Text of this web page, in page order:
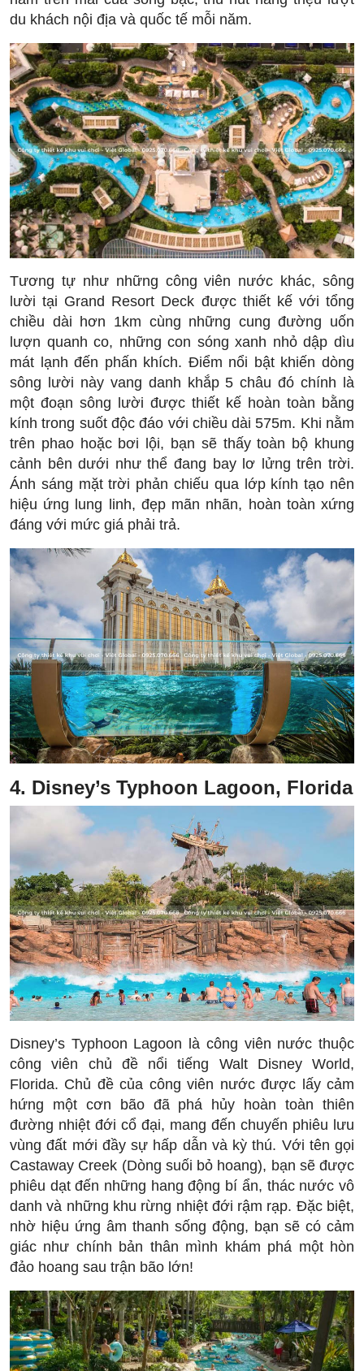
du khách nội địa và quốc tế mỗi năm.
Tương tự như những công viên nước khác, sông
lười tại Grand Resort Deck được thiết kế với tổng
chiều dài hơn 1km cùng những cung đường uốn
lượn quanh co, những con sóng xanh nhỏ dập dìu
mát lạnh đến phấn khích. Điểm nổi bật khiến dòng
sông lười này vang danh khắp 5 châu đó chính là
một đoạn sông lười được thiết kế hoàn toàn bằng
kính trong suốt độc đáo với chiều dài 575m. Khi nằm
trên phao hoặc bơi lội, bạn sẽ thấy toàn bộ khung
cảnh bên dưới như thể đang bay lơ lửng trên trời.
Ánh sáng mặt trời phản chiếu qua lớp kính tạo nên
hiệu ứng lung linh, đẹp mãn nhãn, hoàn toàn xứng
đáng với mức giá phải trả.
4. Disney’s Typhoon Lagoon, Florida
Disney’s Typhoon Lagoon là công viên nước thuộc
công viên chủ đề nổi tiếng Walt Disney World,
Florida. Chủ đề của công viên nước được lấy cảm
hứng một cơn bão đã phá hủy hoàn toàn thiên
đường nhiệt đới cổ đại, mang đến chuyến phiêu lưu
vùng đất mới đầy sự hấp dẫn và kỳ thú. Với tên gọi
Castaway Creek (Dòng suối bỏ hoang), bạn sẽ được
phiêu dạt đến những hang động bí ẩn, thác nước vô
danh và những khu rừng nhiệt đới rậm rạp. Đặc biệt,
nhờ hiệu ứng âm thanh sống động, bạn sẽ có cảm
giác như chính bản thân mình khám phá một hòn
đảo hoang sau trận bão lớn!